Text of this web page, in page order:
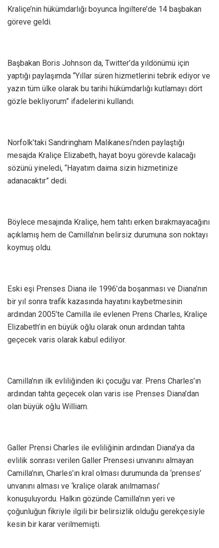
Kraliçe’nin hükümdarlığı boyunca İngiltere’de 14 başbakan
göreve geldi.
Başbakan Boris Johnson da, Twitter’da yıldönümü için
yaptığı paylaşımda “Yıllar süren hizmetlerini tebrik ediyor ve
yazın tüm ülke olarak bu tarihi hükümdarlığı kutlamayı dört
gözle bekliyorum” ifadelerini kullandı.
Norfolk’taki Sandringham Malikanesi’nden paylaştığı
mesajda Kraliçe Elizabeth, hayat boyu görevde kalacağı
sözünü yineledi, “Hayatım daima sizin hizmetinize
adanacaktır” dedi.
Böylece mesajında Kraliçe, hem tahtı erken bırakmayacağını
açıklamış hem de Camilla’nın belirsiz durumuna son noktayı
koymuş oldu.
Eski eşi Prenses Diana ile 1996’da boşanması ve Diana’nın
bir yıl sonra trafik kazasında hayatını kaybetmesinin
ardından 2005’te Camilla ile evlenen Prens Charles, Kraliçe
Elizabeth’in en büyük oğlu olarak onun ardından tahta
geçecek varis olarak kabul ediliyor.
Camilla’nın ilk evliliğinden iki çocuğu var. Prens Charles’ın
ardından tahta geçecek olan varis ise Prenses Diana’dan
olan büyük oğlu William.
Galler Prensi Charles ile evliliğinin ardından Diana’ya da
evlilik sonrası verilen Galler Prensesi unvanını almayan
Camilla’nın, Charles’ın kral olması durumunda da ‘prenses’
unvanını alması ve ‘kraliçe olarak anılmaması’
konuşuluyordu. Halkın gözünde Camilla’nın yeri ve
çoğunluğun fikriyle ilgili bir belirsizlik olduğu gerekçesiyle
kesin bir karar verilmemişti.